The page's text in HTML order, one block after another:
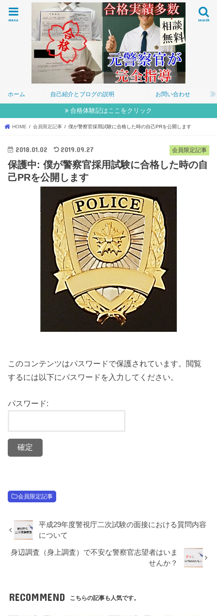
search
menu
ホーム 自己紹介とブログの説明 お問い合わせ
合格体験記はここをクリック
HOME 会員限定記事 僕が警察官採用試験に合格した時の自己PRを公開します
会員限定記事
2018.01.02 2019.09.27
保護中: 僕が警察官採用試験に合格した時の自
己PRを公開します
このコンテンツはパスワードで保護されています。閲覧
するには以下にパスワードを入力してください。
パスワード:
会員限定記事
平成29年度警視庁二次試験の面接における質問内容
について
身辺調査（身上調査）で不安な警察官志望者はいま
せんか？
RECOMMEND こちらの記事も人気です。